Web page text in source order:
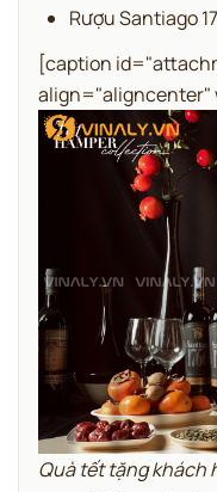
Rượu Santiago
[caption
Quà tết tặng khách